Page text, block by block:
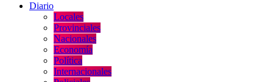
Diario
Locales
Provinciales
Nacionales
Economía
Política
Internacionales